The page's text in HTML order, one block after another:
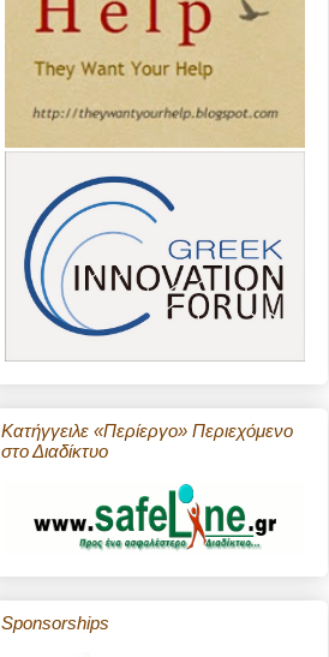
Κατήγγειλε «Περίεργο» Περιεχόμενο
στο Διαδίκτυο
Sponsorships